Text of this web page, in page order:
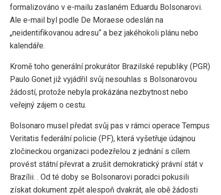
formalizováno v e-mailu zaslaném Eduardu Bolsonarovi.
Ale e-mail byl podle De Moraese odeslán na
„neidentifikovanou adresu“ a bez jakéhokoli plánu nebo
kalendáře.
Kromě toho generální prokurátor Brazilské republiky (PGR)
Paulo Gonet již vyjádřil svůj nesouhlas s Bolsonarovou
žádostí, protože nebyla prokázána nezbytnost nebo
veřejný zájem o cestu.
Bolsonaro musel předat svůj pas v rámci operace Tempus
Veritatis federální policie (PF), která vyšetřuje údajnou
zločineckou organizaci podezřelou z jednání s cílem
provést státní převrat a zrušit demokratický právní stát v
Brazílii. . Od té doby se Bolsonarovi poradci pokusili
získat dokument zpět alespoň dvakrát, ale obě žádosti